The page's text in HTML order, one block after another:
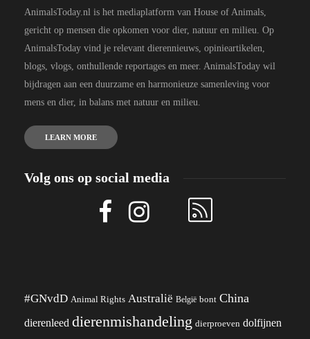
AnimalsToday.nl is het mediaplatform van House of Animals,
gericht op mensen die opkomen voor dier, natuur en milieu. Op
AnimalsToday vind je relevant dierennieuws, opinieartikelen,
blogs, vlogs, onthullende reportages en meer. AnimalsToday wil
bijdragen aan een duurzame en harmonieuze samenleving voor
mens en dier, in balans met natuur en milieu.
LEARN MORE
Volg ons op social media
#GNvdD Animal Rights Australië België bont China
dierenleed dierenmishandeling dierproeven dolfijnen